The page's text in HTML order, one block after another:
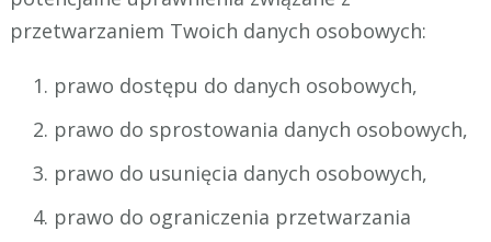
przetwarzaniem Twoich danych osobowych:
prawo dostępu do danych osobowych,
prawo do sprostowania danych osobowych,
prawo do usunięcia danych osobowych,
prawo do ograniczenia przetwarzania